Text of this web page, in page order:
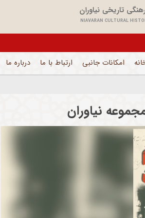
تاریخی نیاوران
NIAVARAN CULTURAL
امکانات جانبی ارتباط با ما درباره ما
نیاوران